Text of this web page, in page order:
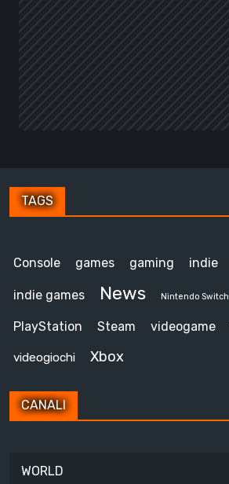
TAGS
Console games gaming indie
indie games News Nintendo Switch
PlayStation Steam videogame
videogiochi Xbox
CANALI
WORLD